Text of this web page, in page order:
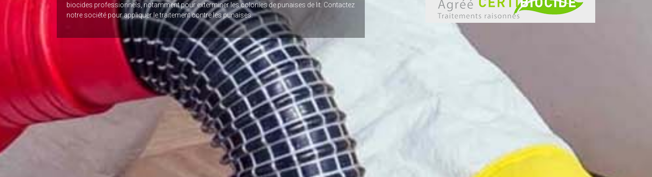
biocides professionnels, notamment pour exterminer les colonies de punaises de lit. Contactez
notre société pour appliquer le traitement contre les punaises.